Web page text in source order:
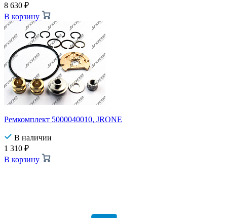
8 630 ₽
В корзину
Ремкомплект 5000040010, JRONE
В наличии
1 310 ₽
В корзину